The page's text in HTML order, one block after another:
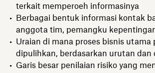
terkait memperoeh informasinya
Berbagai bentuk informasi kontak
anggota tim, pemangku
Uraian di mana proses bisnis utama
dipulihkan, berdasarkan urutan dan
Garis besar penilaian risiko yang